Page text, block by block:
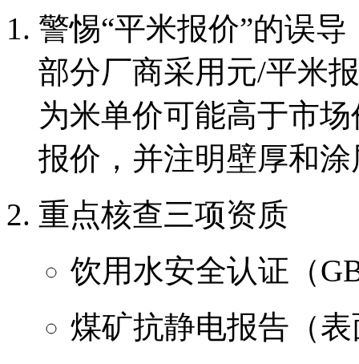
警惕“平米报价”的误导
部分厂商采用元/平米
为米单价可能高于市
报价，并注明壁厚和
重点核查三项资质
饮用水安全认证（
煤矿抗静电报告（